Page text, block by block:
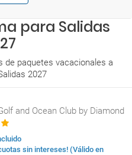
para Salidas
de paquetes vacacionales a
2027
and Ocean Club by Diamond
sin intereses! (Válido en